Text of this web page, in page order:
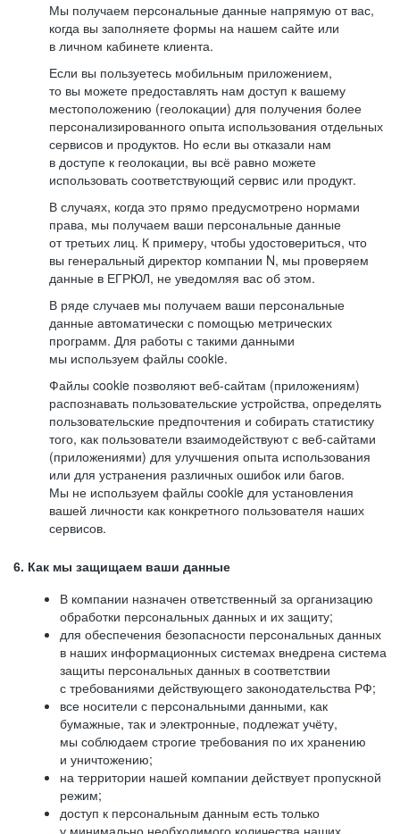
Мы получаем персональные данные напрямую от вас,
когда вы заполняете формы на нашем сайте или
в личном кабинете клиента.
Если вы пользуетесь мобильным приложением,
то вы можете предоставлять нам доступ к вашему
местоположению (геолокации) для получения более
персонализированного опыта использования отдельных
сервисов и продуктов. Но если вы отказали нам
в доступе к геолокации, вы всё равно можете
использовать соответствующий сервис или продукт.
В случаях, когда это прямо предусмотрено нормами
права, мы получаем ваши персональные данные
от третьих лиц. К примеру, чтобы удостовериться, что
вы генеральный директор компании N, мы проверяем
данные в ЕГРЮЛ, не уведомляя вас об этом.
В ряде случаев мы получаем ваши персональные
данные автоматически с помощью метрических
программ. Для работы с такими данными
мы используем файлы cookie.
Файлы cookie позволяют веб-сайтам (приложениям)
распознавать пользовательские устройства, определять
пользовательские предпочтения и собирать статистику
того, как пользователи взаимодействуют с веб-сайтами
(приложениями) для улучшения опыта использования
или для устранения различных ошибок или багов.
Мы не используем файлы cookie для установления
вашей личности как конкретного пользователя наших
сервисов.
6. Как мы защищаем ваши данные
В компании назначен ответственный за организацию
обработки персональных данных и их защиту;
для обеспечения безопасности персональных данных
в наших информационных системах внедрена система
защиты персональных данных в соответствии
с требованиями действующего законодательства РФ;
все носители с персональными данными, как
бумажные, так и электронные, подлежат учёту,
мы соблюдаем строгие требования по их хранению
и уничтожению;
на территории нашей компании действует пропускной
режим;
доступ к персональным данным есть только
у минимально необходимого количества наших